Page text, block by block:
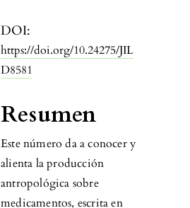
DOI:
https://doi.org/10.24275/JIL
D8581
Resumen
Este número da a conocer y
alienta la producción
antropológica sobre
medicamentos, escrita en